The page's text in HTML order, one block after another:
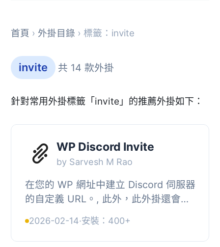
首頁 › 外掛目錄 › 標籤：invite
invite 共 14 款外掛
針對常用外掛標籤「invite」的推薦外掛如下：
WP Discord Invite
by Sarvesh M Rao
在您的 WP 網址中建立 Discord 伺服器
的自定義 URL。, 此外，此外掛還會在
嵌入式訊息。, 該外掛具有嵌入式訊息
預覽功能...
2026-02-14·安裝：400+